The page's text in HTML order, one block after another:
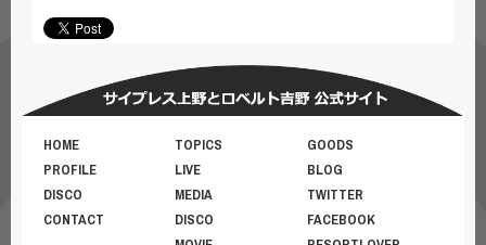
HOME
PROFILE
DISCO
CONTACT
TOPICS
LIVE
MEDIA
DISCO
GOODS
BLOG
TWITTER
FACEBOOK